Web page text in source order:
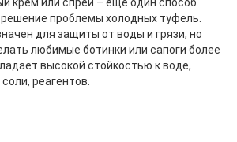
проблемы холодных туфель.
для защиты от воды и грязи, но
любимые ботинки или сапоги более
высокой стойкостью к воде,
реагентов.